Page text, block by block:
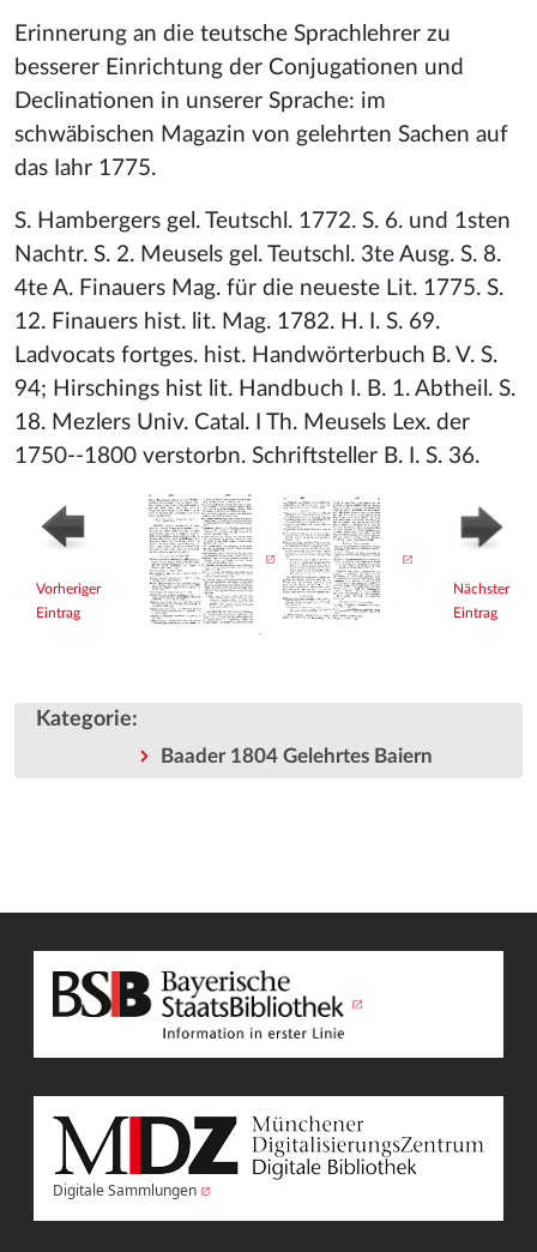
Erinnerung an die teutsche Sprachlehrer zu
besserer Einrichtung der Conjugationen und
Declinationen in unserer Sprache: im
schwäbischen Magazin von gelehrten Sachen auf
das Iahr 1775.
S. Hambergers gel. Teutschl. 1772. S. 6. und 1sten
Nachtr. S. 2. Meusels gel. Teutschl. 3te Ausg. S. 8.
4te A. Finauers Mag. für die neueste Lit. 1775. S.
12. Finauers hist. lit. Mag. 1782. H. I. S. 69.
Ladvocats fortges. hist. Handwörterbuch B. V. S.
94; Hirschings hist lit. Handbuch I. B. 1. Abtheil. S.
18. Mezlers Univ. Catal. I Th. Meusels Lex. der
1750--1800 verstorbn. Schriftsteller B. I. S. 36.
Vorheriger
Eintrag
Nächster
Eintrag
Kategorie:
Baader 1804 Gelehrtes Baiern
Digitale Sammlungen